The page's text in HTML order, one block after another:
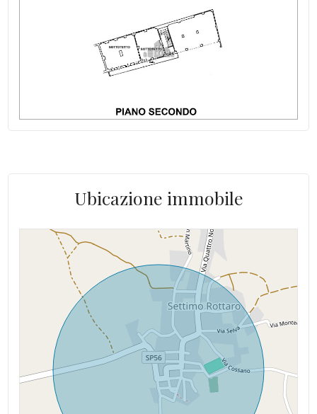
Ubicazione immobile